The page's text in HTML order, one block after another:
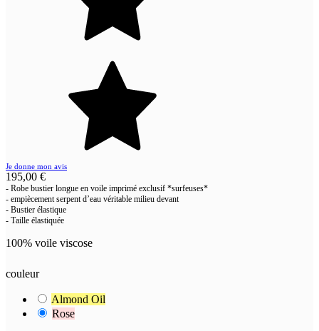
Je donne mon avis
195,00 €
- Robe bustier longue en voile imprimé exclusif *surfeuses*
- empiècement serpent d’eau véritable milieu devant
- Bustier élastique
- Taille élastiquée
100% voile viscose
couleur
Almond Oil
Rose